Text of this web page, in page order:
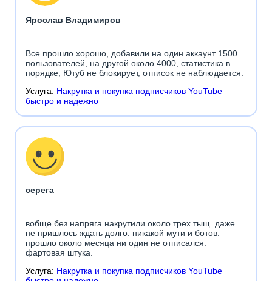
Ярослав Владимиров
Все прошло хорошо, добавили на один аккаунт 1500
пользователей, на другой около 4000, статистика в
порядке, Ютуб не блокирует, отписок не наблюдается.
Услуга: Накрутка и покупка подписчиков YouTube
быстро и надежно
серега
вобще без напряга накрутили около трех тыщ. даже
не пришлось ждать долго. никакой мути и ботов.
прошло около месяца ни один не отписался.
фартовая штука.
Услуга: Накрутка и покупка подписчиков YouTube